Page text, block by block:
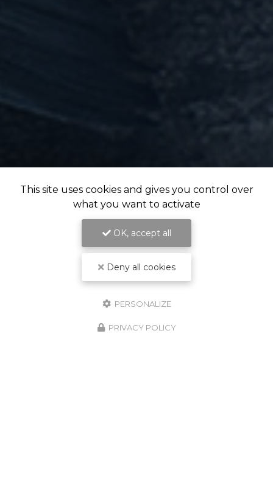
This site uses cookies and gives you control over
what you want to activate
OK, accept all
Deny all cookies
PERSONALIZE
PRIVACY POLICY